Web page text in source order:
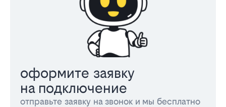
оформите заявку
на подключение
отправьте заявку на звонок и мы бесплатно